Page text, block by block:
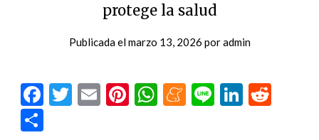
protege la salud
Publicada elmarzo 13, 2026 poradmin
Facebook
Twitter
EmailPinterest
WhatsApp
Meneame
Line